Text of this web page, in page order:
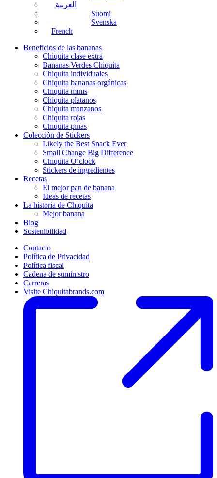
العربية
Suomi
Svenska
French
Beneficios de las bananas
Chiquita clase extra
Bananas Verdes Chiquita
Chiquita individuales
Chiquita bananas orgánicas
Chiquita minis
Chiquita platanos
Chiquita manzanos
Chiquita rojas
Chiquita piñas
Colección de Stickers
Likely the Best Snack Ever
Small Change Big Difference
Chiquita O’clock
Stickers de ingredientes
Recetas
El mejor pan de banana
Ideas de recetas
La historia de Chiquita
Mejor banana
Blog
Sostenibilidad
Contacto
Política de Privacidad
Política fiscal
Cadena de suministro
Carreras
Visite Chiquitabrands.com